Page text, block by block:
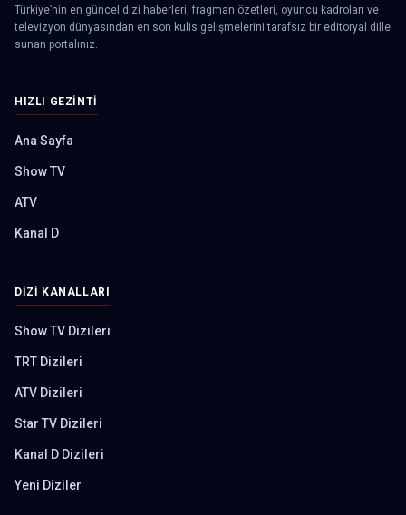
Türkiye’nin en güncel dizi haberleri, fragman özetleri, oyuncu kadroları ve
televizyon dünyasından en son kulis gelişmelerini tarafsız bir editoryal dille
sunan portalınız.
HIZLI GEZINTI
Ana Sayfa
Show TV
ATV
Kanal D
DIZI KANALLARI
Show TV Dizileri
TRT Dizileri
ATV Dizileri
Star TV Dizileri
Kanal D Dizileri
Yeni Diziler